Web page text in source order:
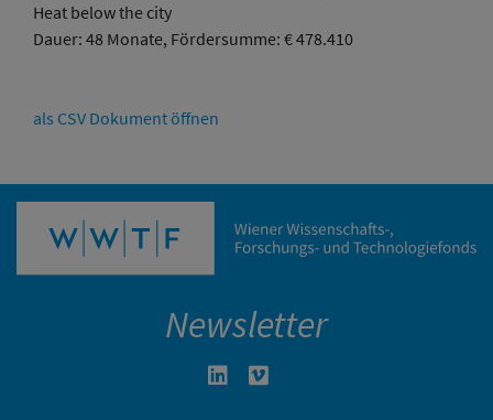
Heat below the city
Dauer: 48 Monate, Fördersumme: € 478.410
als CSV Dokument öffnen
Newsletter
Linkedin in neuem Fenster öffnen